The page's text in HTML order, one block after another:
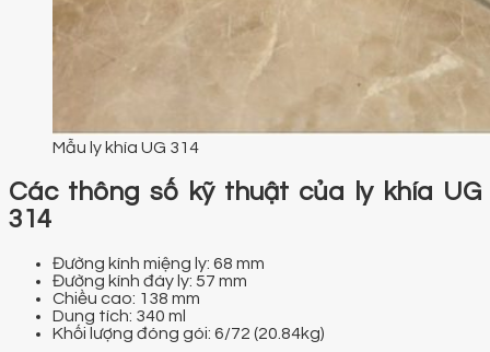
Mẫu ly khía UG 314
Các thông số kỹ thuật của ly khía UG
314
Đường kính miệng ly: 68 mm
Đường kính đáy ly: 57 mm
Chiều cao: 138 mm
Dung tích: 340 ml
Khối lượng đóng gói: 6/72 (20.84kg)